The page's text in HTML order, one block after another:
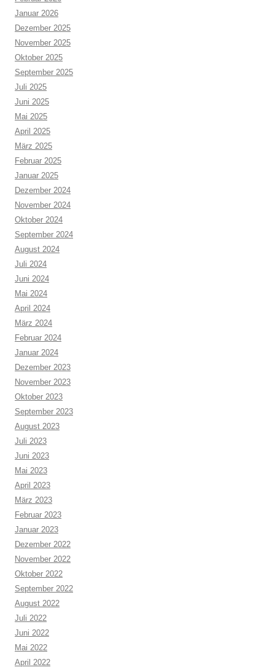
Januar 2026
Dezember 2025
November 2025
Oktober 2025
September 2025
Juli 2025
Juni 2025
Mai 2025
April 2025
März 2025
Februar 2025
Januar 2025
Dezember 2024
November 2024
Oktober 2024
September 2024
August 2024
Juli 2024
Juni 2024
Mai 2024
April 2024
März 2024
Februar 2024
Januar 2024
Dezember 2023
November 2023
Oktober 2023
September 2023
August 2023
Juli 2023
Juni 2023
Mai 2023
April 2023
März 2023
Februar 2023
Januar 2023
Dezember 2022
November 2022
Oktober 2022
September 2022
August 2022
Juli 2022
Juni 2022
Mai 2022
April 2022